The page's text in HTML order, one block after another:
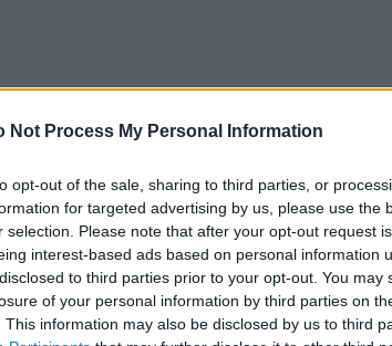
Not Process My Personal Information
opt-out of the sale, sharing to third parties, or
for targeted advertising by us, please use the
selection. Please note that after your opt-out request
interest-based ads based on personal information
to third parties prior to your opt-out. You may
of your personal information by third parties on
This information may also be disclosed by us to third
ir pieejams
dzīvi Īrijā un atjaunot